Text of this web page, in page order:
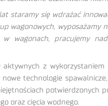
staramy się wdrażać
wagonowych, wyposażamy
wagonach, pracujemy nad
aktywnych z wykorzystaniem
technologie
potwierdzonych
oraz cięcia wodnego.